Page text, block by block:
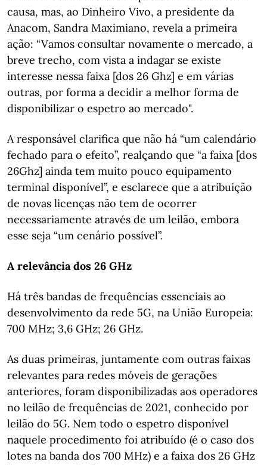
causa, mas, ao Dinheiro Vivo, a presidente da
Anacom, Sandra Maximiano, revela a primeira
ação: “Vamos consultar novamente o mercado, a
breve trecho, com vista a indagar se existe
interesse nessa faixa [dos 26 Ghz] e em várias
outras, por forma a decidir a melhor forma de
disponibilizar o espetro ao mercado".
A responsável clarifica que não há “um calendário
fechado para o efeito”, realçando que “a faixa [dos
26Ghz] ainda tem muito pouco equipamento
terminal disponível”, e esclarece que a atribuição
de novas licenças não tem de ocorrer
necessariamente através de um leilão, embora
esse seja “um cenário possível”.
A relevância dos 26 GHz
Há três bandas de frequências essenciais ao
desenvolvimento da rede 5G, na União Europeia:
700 MHz; 3,6 GHz; 26 GHz.
As duas primeiras, juntamente com outras faixas
relevantes para redes móveis de gerações
anteriores, foram disponibilizadas aos operadores
no leilão de frequências de 2021, conhecido por
leilão do 5G. Nem todo o espetro disponível
naquele procedimento foi atribuído (é o caso dos
lotes na banda dos 700 MHz) e a faixa dos 26 GHz